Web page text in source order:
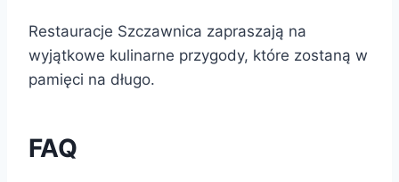
Restauracje Szczawnica zapraszają na
wyjątkowe kulinarne przygody, które zostaną w
pamięci na długo.
FAQ